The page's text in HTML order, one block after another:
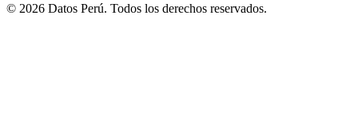
© 2026 Datos Perú. Todos los derechos reservados.